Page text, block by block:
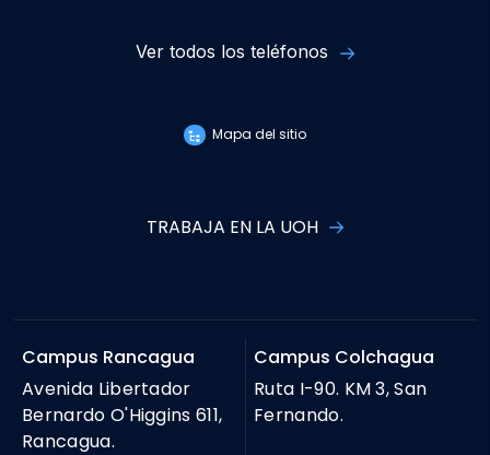
Ver todos los teléfonos
Mapa del sitio
TRABAJA EN LA UOH
Campus Rancagua
Avenida Libertador
Bernardo O'Higgins 611,
Rancagua.
Campus Colchagua
Ruta I-90. KM 3, San
Fernando.